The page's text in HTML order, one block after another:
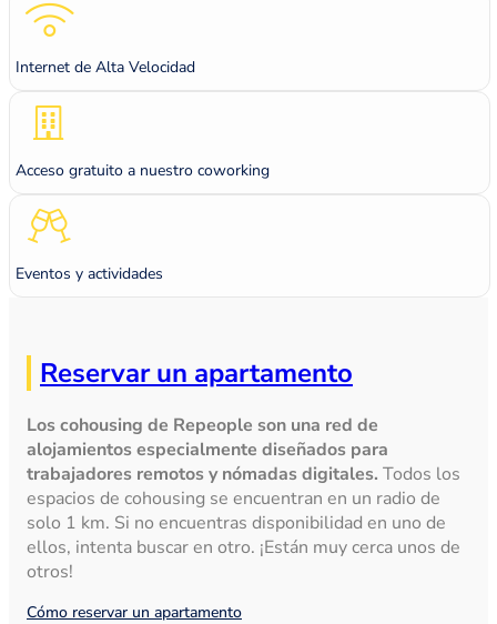
Internet de Alta Velocidad
Acceso gratuito a nuestro coworking
Eventos y actividades
Reservar un apartamento
Los cohousing de Repeople son una red de
alojamientos especialmente diseñados para
trabajadores remotos y nómadas digitales. Todos los
espacios de cohousing se encuentran en un radio de
solo 1 km. Si no encuentras disponibilidad en uno de
ellos, intenta buscar en otro. ¡Están muy cerca unos de
otros!
Cómo reservar un apartamento